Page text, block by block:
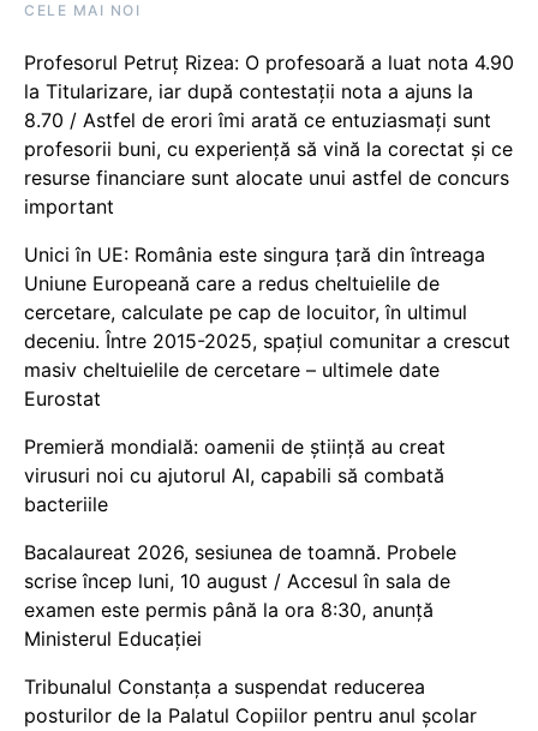
CELE MAI NOI
Profesorul Petruț Rizea: O profesoară a luat nota 4.90
la Titularizare, iar după contestații nota a ajuns la
8.70 / Astfel de erori îmi arată ce entuziasmați sunt
profesorii buni, cu experiență să vină la corectat și ce
resurse financiare sunt alocate unui astfel de concurs
important
Unici în UE: România este singura țară din întreaga
Uniune Europeană care a redus cheltuielile de
cercetare, calculate pe cap de locuitor, în ultimul
deceniu. Între 2015-2025, spațiul comunitar a crescut
masiv cheltuielile de cercetare – ultimele date
Eurostat
Premieră mondială: oamenii de știință au creat
virusuri noi cu ajutorul AI, capabili să combată
bacteriile
Bacalaureat 2026, sesiunea de toamnă. Probele
scrise încep luni, 10 august / Accesul în sala de
examen este permis până la ora 8:30, anunță
Ministerul Educației
Tribunalul Constanța a suspendat reducerea
posturilor de la Palatul Copiilor pentru anul școlar